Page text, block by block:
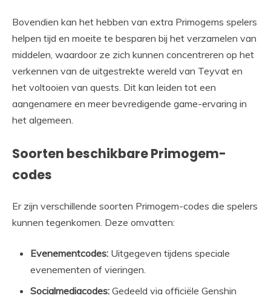
Bovendien kan het hebben van extra Primogems spelers
helpen tijd en moeite te besparen bij het verzamelen van
middelen, waardoor ze zich kunnen concentreren op het
verkennen van de uitgestrekte wereld van Teyvat en
het voltooien van quests. Dit kan leiden tot een
aangenamere en meer bevredigende game-ervaring in
het algemeen.
Soorten beschikbare Primogem-
codes
Er zijn verschillende soorten Primogem-codes die spelers
kunnen tegenkomen. Deze omvatten:
Evenementcodes: Uitgegeven tijdens speciale
evenementen of vieringen.
Socialmediacodes: Gedeeld via officiële Genshin